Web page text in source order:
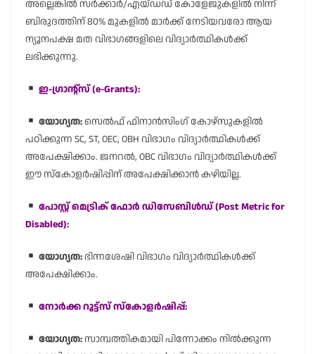
അല്ലെങ്കിൽ സർക്കാർ/എയ്ഡഡ് കോളേജുകളിൽ നിന്ന്
ബിരുദത്തിന് 80% മുകളിൽ മാർക്ക് നേടിയവരോ ആയ
ന്യൂനപക്ഷ മത വിഭാഗങ്ങളിലെ വിദ്യാർത്ഥികൾക്ക്
ലഭിക്കുന്നു.
ഇ-ഗ്രാൻ്റ്സ് (e-Grants):
യോഗ്യത:സെൽഫ് ഫിനാൻസിംഗ് കോഴ്സുകളിൽ
പഠിക്കുന്ന SC, ST, OEC, OBH വിഭാഗം വിദ്യാർത്ഥികൾക്ക്
അപേക്ഷിക്കാം. ജനറൽ, OBC വിഭാഗം വിദ്യാർത്ഥികൾക്ക്
ഈ സ്കോളർഷിപ്പിന് അപേക്ഷിക്കാൻ കഴിയില്ല.
പോസ്റ്റ് മെട്രിക് ഫോർ ഡിസേബിൾഡ് (Post Metric for
Disabled):
യോഗ്യത:ഭിന്നശേഷി വിഭാഗം വിദ്യാർത്ഥികൾക്ക്
അപേക്ഷിക്കാം.
നോർക്ക റൂട്ട്സ് സ്കോളർഷിപ്പ്:
യോഗ്യത:സാമ്പത്തികമായി പിന്നോക്കം നിൽക്കുന്ന